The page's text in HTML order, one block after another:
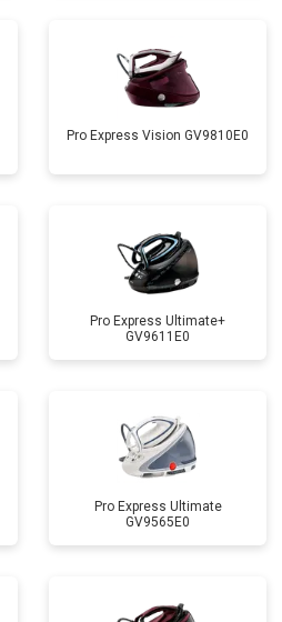
Pro Express Vision GV9810E0
Pro Express Ultimate+
GV9611E0
Pro Express Ultimate
GV9565E0